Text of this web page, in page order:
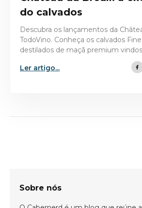
do nosso blog em
do calvados
Descubra os lançamentos da
TodoVino. Conheça os calvados
destilados de maçã premium
Ler artigo...
Sobre nós